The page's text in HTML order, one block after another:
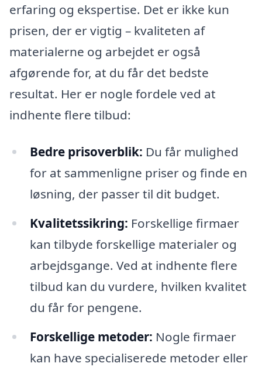
erfaring og ekspertise. Det er ikke kun
prisen, der er vigtig – kvaliteten af
materialerne og arbejdet er også
afgørende for, at du får det bedste
resultat. Her er nogle fordele ved at
indhente flere tilbud:
Bedre prisoverblik: Du får mulighed
for at sammenligne priser og finde en
løsning, der passer til dit budget.
Kvalitetssikring: Forskellige firmaer
kan tilbyde forskellige materialer og
arbejdsgange. Ved at indhente flere
tilbud kan du vurdere, hvilken kvalitet
du får for pengene.
Forskellige metoder: Nogle firmaer
kan have specialiserede metoder eller